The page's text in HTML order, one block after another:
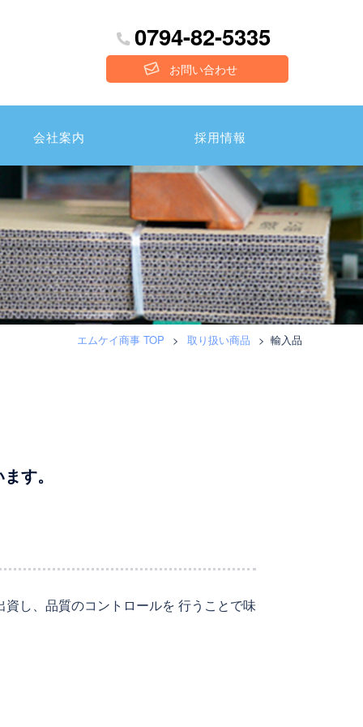
0794-82-5335
お問い合わせ
会社案内 採用情報
エムケイ商事 TOP > 取り扱い商品 > 輸入品
す。
し、品質のコントロールを 行うことで味